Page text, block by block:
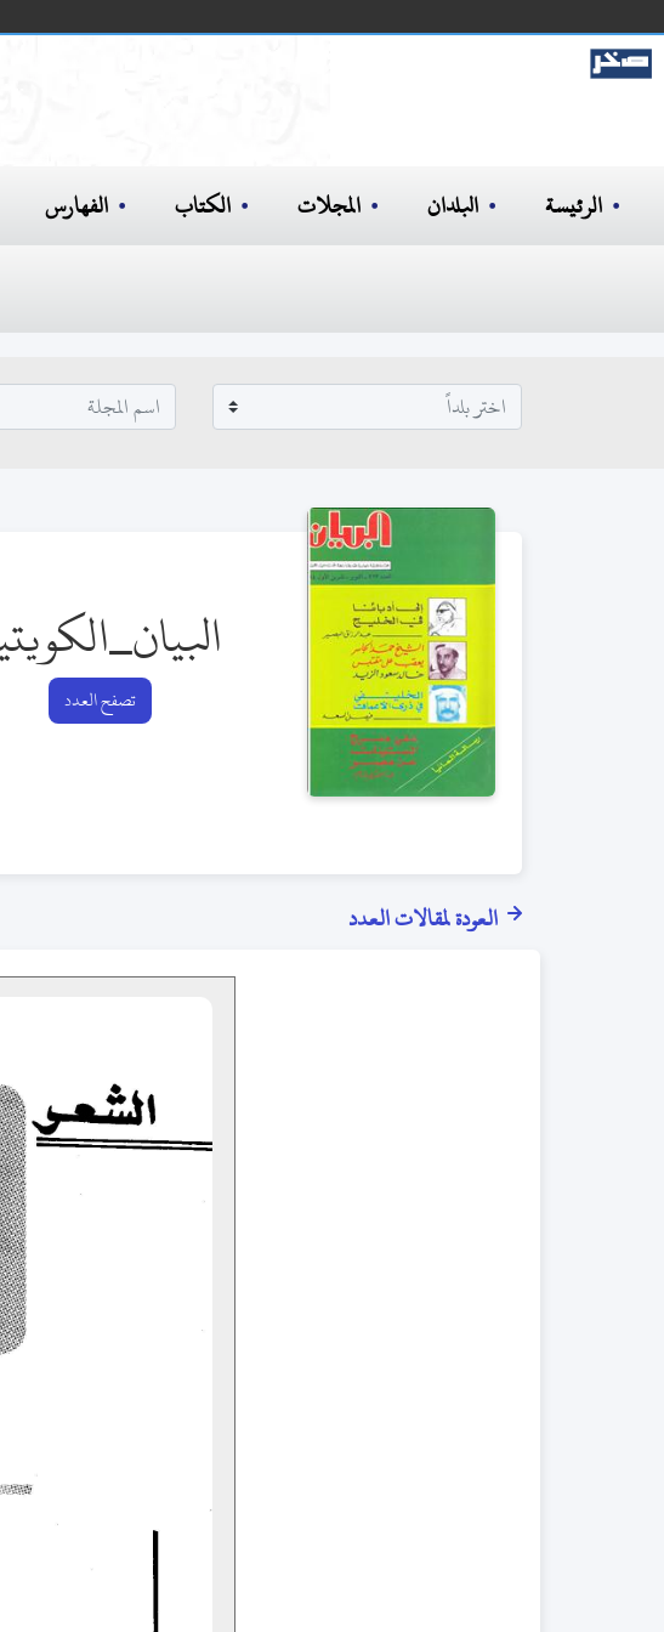
الرئيسة البلدان المجلات الكتاب الفهارس
تصفح العدد
العودة لمقالات العدد